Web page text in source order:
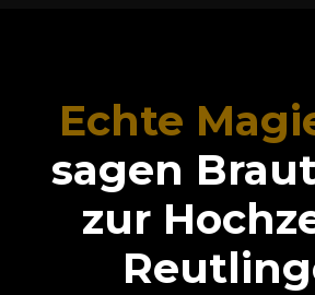
Echte
sagen
zur